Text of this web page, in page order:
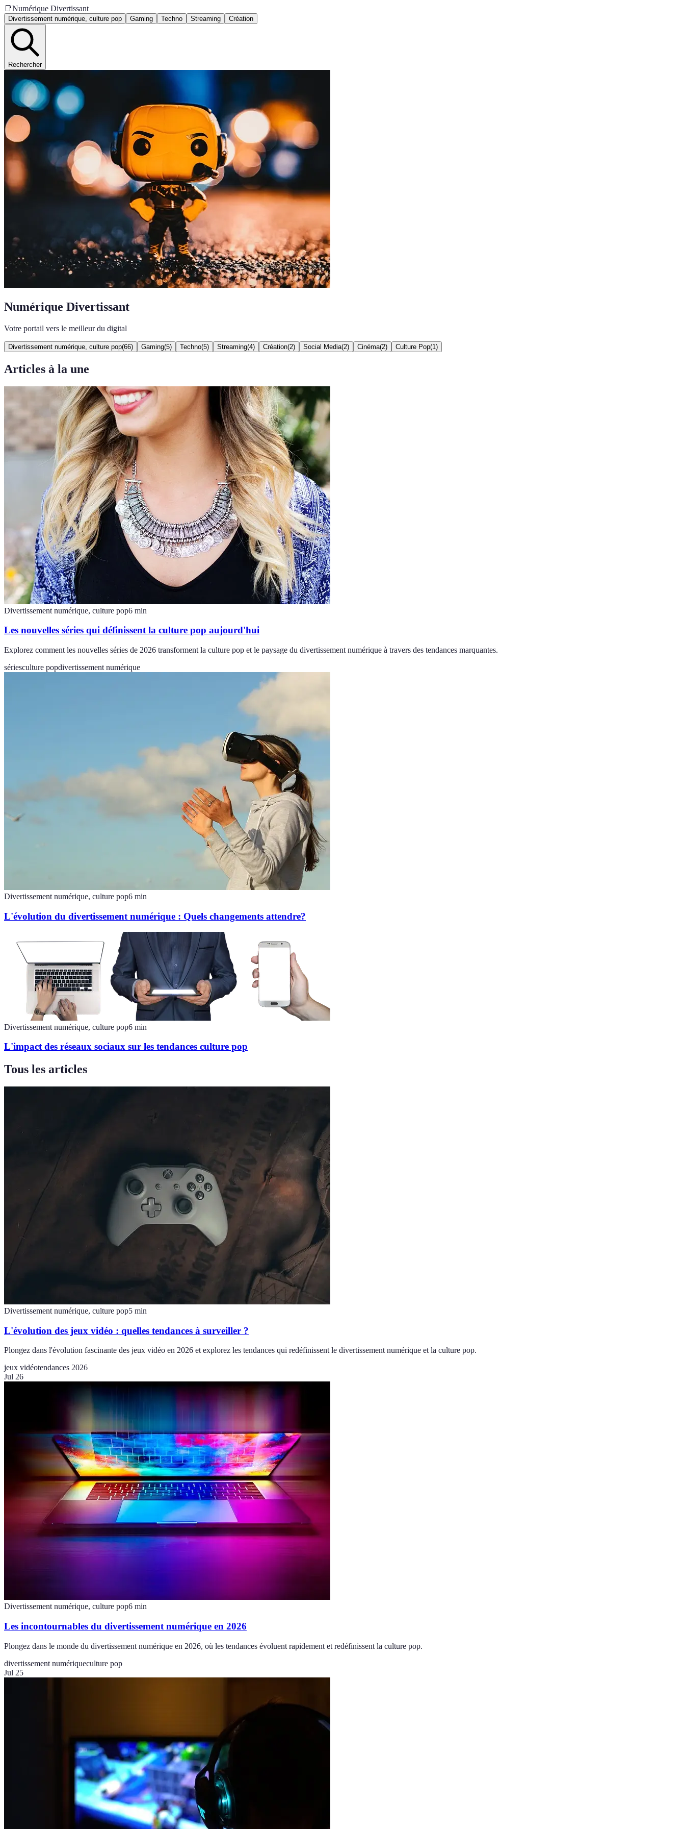
📑Numérique Divertissant
Divertissement numérique, culture pop Gaming Techno Streaming Création
Rechercher
Numérique Divertissant
Votre portail vers le meilleur du digital
Divertissement numérique, culture pop(66) Gaming(5) Techno(5) Streaming(4) Création(2) Social Media(2) Cinéma(2) Culture Pop(1 )
Articles à la une
Divertissement numérique, culture pop6 min
Les nouvelles séries qui définissent la culture pop aujourd'hui
Explorez comment les nouvelles séries de 2026 transforment la culture pop et le paysage du divertissement numérique à travers des tendances marquantes.
sériesculture popdivertissement numérique
Divertissement numérique, culture pop6 min
L'évolution du divertissement numérique : Quels changements attendre?
Divertissement numérique, culture pop6 min
L'impact des réseaux sociaux sur les tendances culture pop
Tous les articles
Divertissement numérique, culture pop5 min
L'évolution des jeux vidéo : quelles tendances à surveiller ?
Plongez dans l'évolution fascinante des jeux vidéo en 2026 et explorez les tendances qui redéfinissent le divertissement numérique et la culture pop.
jeux vidéotendances 2026
Jul 26
Divertissement numérique, culture pop6 min
Les incontournables du divertissement numérique en 2026
Plongez dans le monde du divertissement numérique en 2026, où les tendances évoluent rapidement et redéfinissent la culture pop.
divertissement numériqueculture pop
Jul 25